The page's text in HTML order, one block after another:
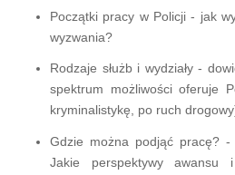
Początki pracy w Policji - jak
wyzwania?
Rodzaje służb i wydziały -
spektrum możliwości oferuje
kryminalistykę, po ruch
Gdzie można podjąć pracę?
Jakie perspektywy awansu